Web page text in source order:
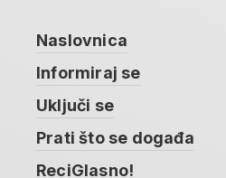
Naslovnica
Informiraj se
Uključi se
Prati što se događa
ReciGlasno!